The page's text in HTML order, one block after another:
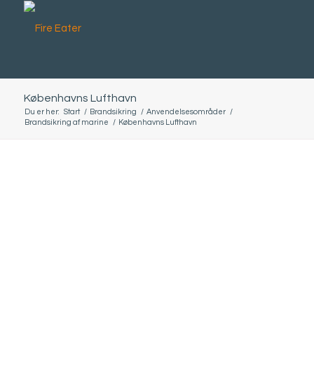
Københavns Lufthavn
Du er her: Start / Brandsikring / Anvendelsesområder
/
Brandsikring af marine
/ Københavns Lufthavn